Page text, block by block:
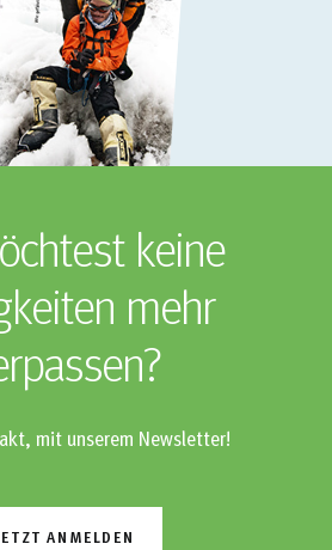
keine
mehr
mit unserem Newsletter!
ANMELDEN